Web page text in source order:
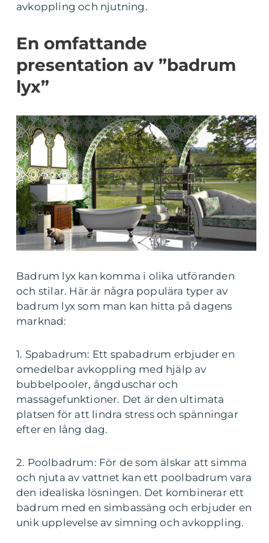
avkoppling och njutning.
En omfattande
presentation av ”badrum
lyx”
Badrum lyx kan komma i olika utföranden
och stilar. Här är några populära typer av
badrum lyx som man kan hitta på dagens
marknad:
1. Spabadrum: Ett spabadrum erbjuder en
omedelbar avkoppling med hjälp av
bubbelpooler, ångduschar och
massagefunktioner. Det är den ultimata
platsen för att lindra stress och spänningar
efter en lång dag.
2. Poolbadrum: För de som älskar att simma
och njuta av vattnet kan ett poolbadrum vara
den idealiska lösningen. Det kombinerar ett
badrum med en simbassäng och erbjuder en
unik upplevelse av simning och avkoppling.